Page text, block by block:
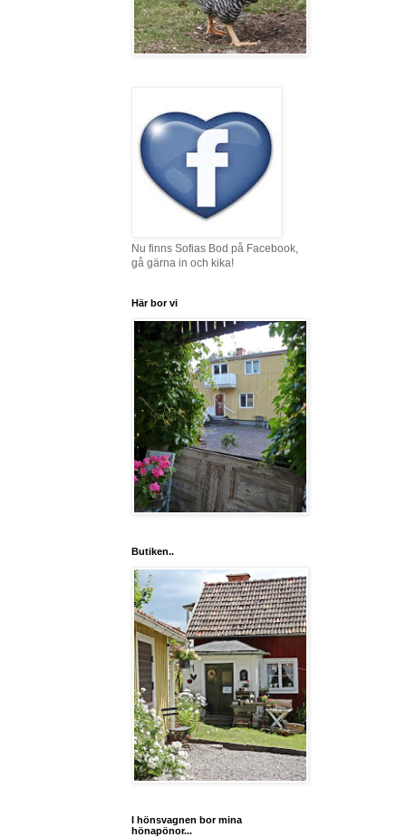
Nu finns Sofias Bod på Facebook,
gå gärna in och kika!
Här bor vi
Butiken..
I hönsvagnen bor mina
hönapönor...